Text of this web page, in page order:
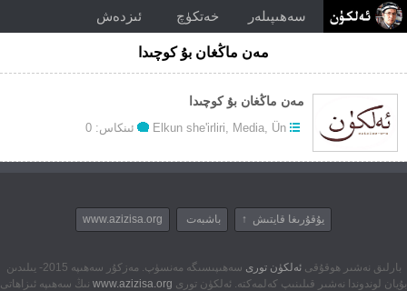
سەھىپىلەر خەتكۈچ ئىزدەش
مەن ماڭغان بۇ كوچىدا
مەن ماڭغان بۇ كوچىدا
Elkun she'irliri, Media, Ün ئىنكاس: 0
يۇقۇرىغا قايتىش ↑ باشبەت www.azizisa.org
بارلىق نەشىر ھوقۇقىئەلكۈن تورى
سەھىپىسىگە مەنسۈپ. مەزكۇر سەھىپە 2015- يىلىدىن
بۇيان لوندوندا نەشىر قىلىنىپ كەلمەكتە. ئەلكۈن تورى www.azizisa.org نىڭ سەھىپە ئىزاھاتى